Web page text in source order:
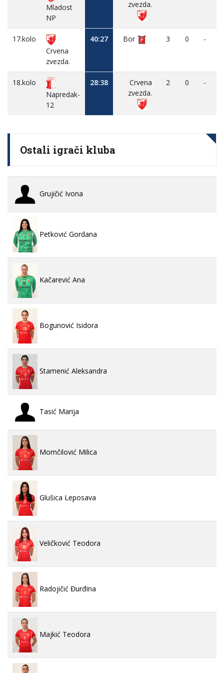
Mladost
NP
zvezda.
17.kolo
Crvena
zvezda.
40:27 Bor 3 0 -
18.kolo
Napredak-
12
28:38
Crvena
zvezda.
2 0 -
Ostali igrači kluba
Grujičić Ivona
Petković Gordana
Kačarević Ana
Bogunović Isidora
Stamenić Aleksandra
Tasić Marija
Momčilović Milica
Glušica Leposava
Veličković Teodora
Radojičić Đurđina
Majkić Teodora